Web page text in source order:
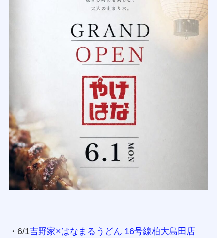
焼けるまで話そう
埼玉県川越市的場北1-16-6